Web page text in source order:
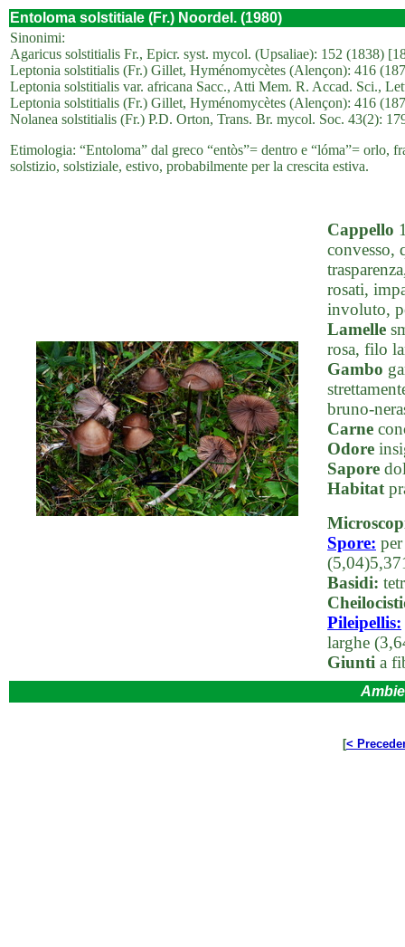
Entoloma solstitiale (Fr.) Noordel. (1980)
Sinonimi:
Agaricus solstitialis Fr., Epicr. syst. mycol. (Upsaliae): 152 (1838)
Leptonia solstitialis (Fr.) Gillet, Hyménomycètes (Alençon): 416
Leptonia solstitialis var. africana Sacc., Atti Mem. R. Accad. Sci.,
Leptonia solstitialis (Fr.) Gillet, Hyménomycètes (Alençon): 416
Nolanea solstitialis (Fr.) P.D. Orton, Trans. Br. mycol. Soc. 43(2):
Etimologia: “Entoloma” dal greco “entòs”= dentro e “lóma”= orlo,
solstizio, solstiziale, estivo, probabilmente per la crescita estiva.
Cappello
convesso,
rosati,
involuto,
Lamelle
rosa, filo
Gambo
bruno-
Carne
Odore
Sapore
Habitat
Spore:
Basidi:
Pileipellis:
larghe
Giunti a
[<